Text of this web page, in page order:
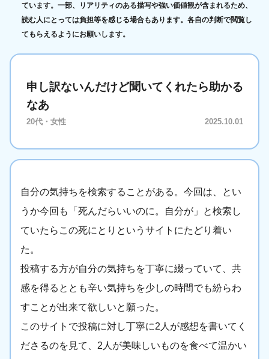
ています。一部、リアリティのある描写や強い価値観が含まれるため、
読む人にとっては負担等を感じる場合もあります。各自の判断で閲覧し
てもらえるようにお願いします。
申し訳ないんだけど聞いてくれたら助かる
なあ
20代・女性 2025.10.01
自分の気持ちを検索することがある。今回は、とい
うか今回も「死んだらいいのに。自分が」と検索し
ていたらこの死にとりというサイトにたどり着い
た。
投稿する方が自分の気持ちを丁寧に綴っていて、共
感を得るととも辛い気持ちを少しの時間でも紛らわ
すことが出来て欲しいと願った。
このサイトで投稿に対し丁寧に2人が感想を書いてく
ださるのを見て、2人が美味しいものを食べて温かい